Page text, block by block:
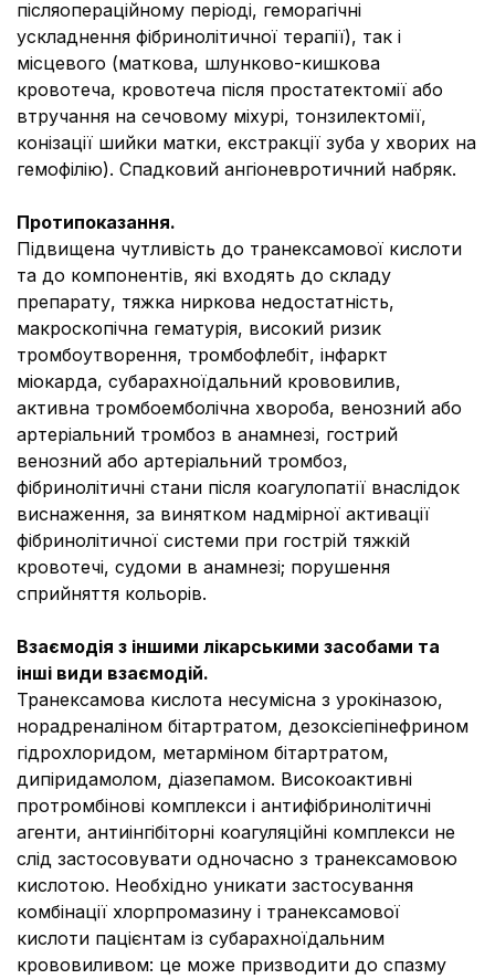
післяопераційному періоді, геморагічні
ускладнення фібринолітичної терапії), так і
місцевого (маткова, шлунково-кишкова
кровотеча, кровотеча після простатектомії або
втручання на сечовому міхурі, тонзилектомії,
конізації шийки матки, екстракції зуба у хворих на
гемофілію). Спадковий ангіоневротичний набряк.
Протипоказання.
Підвищена чутливість до транексамової кислоти
та до компонентів, які входять до складу
препарату, тяжка ниркова недостатність,
макроскопічна гематурія, високий ризик
тромбоутворення, тромбофлебіт, інфаркт
міокарда, субарахноїдальний крововилив,
активна тромбоемболічна хвороба, венозний або
артеріальний тромбоз в анамнезі, гострий
венозний або артеріальний тромбоз,
фібринолітичні стани після коагулопатії внаслідок
виснаження, за винятком надмірної активації
фібринолітичної системи при гострій тяжкій
кровотечі, судоми в анамнезі; порушення
сприйняття кольорів.
Взаємодія з іншими лікарськими засобами та
інші види взаємодій.
Транексамова кислота несумісна з урокіназою,
норадреналіном бітартратом, дезоксіепінефрином
гідрохлоридом, метарміном бітартратом,
дипіридамолом, діазепамом. Високоактивні
протромбінові комплекси і антифібринолітичні
агенти, антиінгібіторні коагуляційні комплекси не
слід застосовувати одночасно з транексамовою
кислотою. Необхідно уникати застосування
комбінації хлорпромазину і транексамової
кислоти пацієнтам із субарахноїдальним
крововиливом: це може призводити до спазму